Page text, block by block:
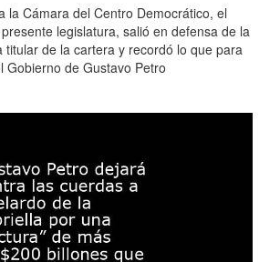
la Cámara del Centro Democrático, el
legislatura, salió en defensa de la
titular de la cartera y recordó lo que para
Gobierno de Gustavo Petro